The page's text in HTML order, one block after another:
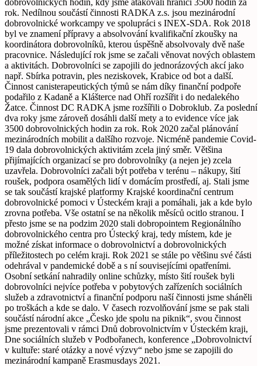
rok. Nedílnou součástí činnosti RADKA z.s. jsou mezinárodní
dobrovolnické workcampy ve spolupráci s INEX-SDA. Rok 2018
byl ve znamení přípravy a absolvování kvalifikační zkoušky na
koordinátora dobrovolníků, kterou úspěšně absolvovaly dvě naše
pracovnice. Následující rok jsme se začali věnovat nových oblastem
a aktivitách. Dobrovolníci se zapojili do jednorázových akcí jako
např. Sbírka potravin, ples neziskovek, Krabice od bot a další.
Činnost canisterapeutických týmů se nám díky finanční podpoře
podařilo z Kadaně a Klášterce nad Ohří rozšířit i do nedalekého
Žatce. Činnost DC RADKA jsme rozšířili o Dobroklub. Za poslední
dva roky jsme zároveň dosáhli další mety a to evidence více jak
3500 dobrovolnických hodin za rok. Rok 2020 začal plánování
mezinárodních mobilit a dalšího rozvoje. Nicméně pandemie Covid-
19 dala dobrovolnických aktivitám zcela jiný směr. Většina
přijímajících organizací se pro dobrovolníky (a nejen je) zcela
uzavřela. Dobrovolníci začali být potřeba v terénu – nákupy, šití
roušek, podpora osamělých lidí v domácím prostředí, aj. Stali jsme
se tak součástí krajské platformy Krajské koordinační centrum
dobrovolnické pomoci v Ústeckém kraji a pomáhali, jak a kde bylo
zrovna potřeba. Vše ostatní se na několik měsíců ocitlo stranou. I
přesto jsme se na podzim 2020 stali dobropointem Regionálního
dobrovolnického centra pro Ústecký kraj, tedy místem, kde je
možné získat informace o dobrovolnictví a dobrovolnických
příležitostech po celém kraji. Rok 2021 se stále po většinu své části
odehrával v pandemické době a s ní souvisejícími opatřeními.
Osobní setkání nahradily online schůzky, místo šití roušek byli
dobrovolníci nejvíce potřeba v pobytových zařízeních sociálních
služeb a zdravotnictví a finanční podporu naší činnosti jsme sháněli
po troškách a kde se dalo. V časech rozvolňování jsme se pak stali
součástí národní akce „Česko jde spolu na piknik“, svou činnost
jsme prezentovali v rámci Dnů dobrovolnictvím v Ústeckém kraji,
Dne sociálních služeb v Podbořanech, konference „Dobrovolnictví
v kultuře: staré otázky a nové výzvy“ nebo jsme se zapojili do
mezinárodní kampaně Erasmusdays 2021.